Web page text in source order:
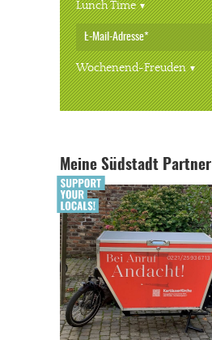
Lunch Time
Wochenend-Freuden
Meine Südstadt Partner